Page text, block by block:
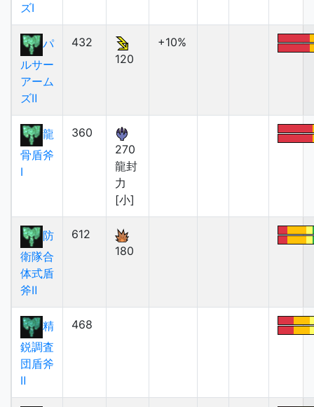
ズⅠ
パ
ルサー
アーム
ズⅡ
432
120
+10%
龍
骨盾斧
Ⅰ
360
270
龍封
力
[小]
防
衛隊合
体式盾
斧Ⅱ
612
180
精
鋭調査
団盾斧
Ⅱ
468